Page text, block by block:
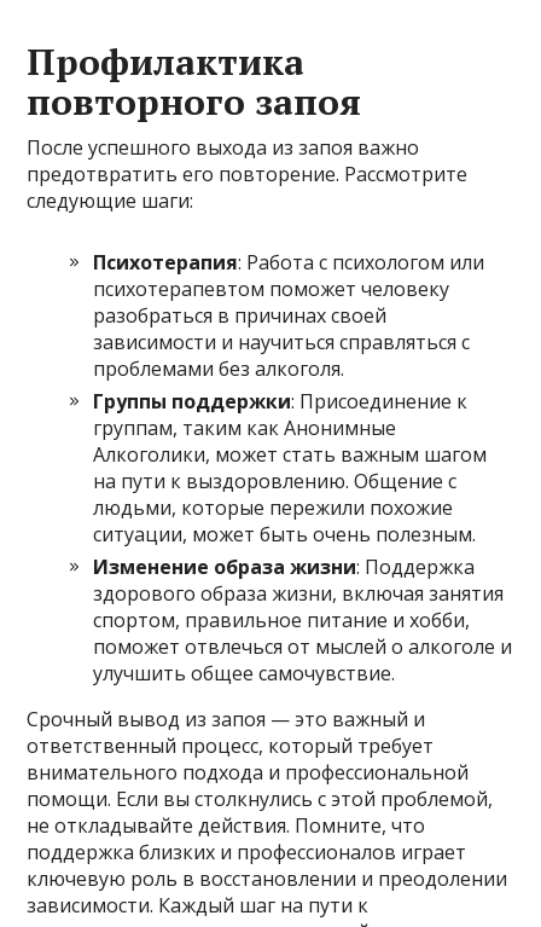
Профилактика
повторного запоя
После успешного выхода из запоя важно
предотвратить его повторение. Рассмотрите
следующие шаги:
Психотерапия: Работа с психологом или
психотерапевтом поможет человеку
разобраться в причинах своей
зависимости и научиться справляться с
проблемами без алкоголя.
Группы поддержки: Присоединение к
группам, таким как Анонимные
Алкоголики, может стать важным шагом
на пути к выздоровлению. Общение с
людьми, которые пережили похожие
ситуации, может быть очень полезным.
Изменение образа жизни: Поддержка
здорового образа жизни, включая занятия
спортом, правильное питание и хобби,
поможет отвлечься от мыслей о алкоголе и
улучшить общее самочувствие.
Срочный вывод из запоя — это важный и
ответственный процесс, который требует
внимательного подхода и профессиональной
помощи. Если вы столкнулись с этой проблемой,
не откладывайте действия. Помните, что
поддержка близких и профессионалов играет
ключевую роль в восстановлении и преодолении
зависимости. Каждый шаг на пути к